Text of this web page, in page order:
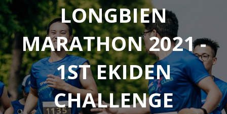
LONGBIEN
MARATHON 2021 -
1ST EKIDEN
CHALLENGE